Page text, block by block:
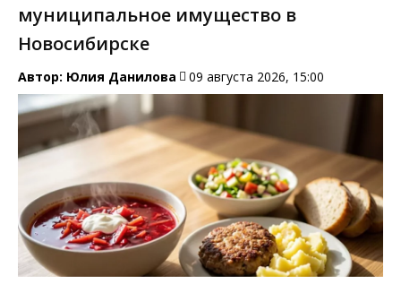
муниципальное имущество в
Новосибирске
Автор: Юлия Данилова 09 августа 2026, 15:00